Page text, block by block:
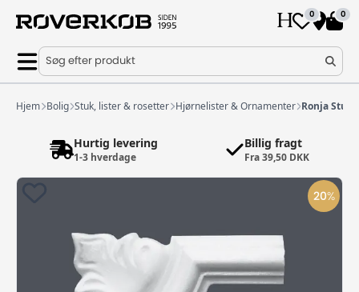
0 0
Søg efter produkt
Hjem Bolig Stuk, lister & rosetter Hjørnelister & Ornamenter Ronja Stuk
Hurtig levering
1-3 hverdage
Billig fragt
Fra 39,50 DKK
20%